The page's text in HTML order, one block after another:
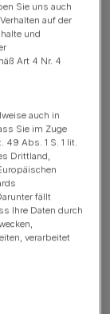
Haut.
Nährstoffen
Welpen für
Sie uns auch
auf der
und
Art 4 Nr. 4
auch in
Sie im Zuge
49 Abs. 1 S. 1 lit.
Drittland,
fällt
Ihre Daten durch
verarbeitet